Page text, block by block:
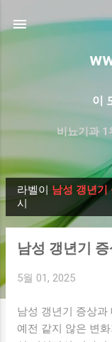
이
비뇨기과 1
프리
글
라벨이 남성 갱년기
시
남성 갱년기
5월 01, 2025
남성 갱년기 증상과
예전 같지 않은 변